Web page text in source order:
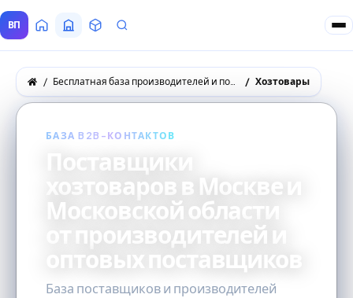
ВП ГлавнаяВсе Поставщики
ТоварыЗапросы покупателей
Бесплатная база производителей и поставщиков товаров оптом Хозтовары
БАЗА B2B-КОНТАКТОВ
Поставщики
хозтоваров в Москве и
Московской области
от производителей и
оптовых поставщиков
База поставщиков и производителей